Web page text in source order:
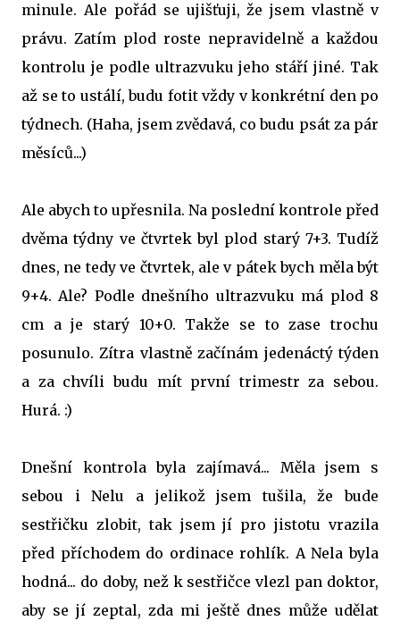
minule. Ale pořád se ujišťuji, že jsem vlastně v
právu. Zatím plod roste nepravidelně a každou
kontrolu je podle ultrazvuku jeho stáří jiné. Tak
až se to ustálí, budu fotit vždy v konkrétní den po
týdnech. (Haha, jsem zvědavá, co budu psát za pár
měsíců...)
Ale abych to upřesnila. Na poslední kontrole před
dvěma týdny ve čtvrtek byl plod starý 7+3. Tudíž
dnes, ne tedy ve čtvrtek, ale v pátek bych měla být
9+4. Ale? Podle dnešního ultrazvuku má plod 8
cm a je starý 10+0. Takže se to zase trochu
posunulo. Zítra vlastně začínám jedenáctý týden
a za chvíli budu mít první trimestr za sebou.
Hurá. :)
Dnešní kontrola byla zajímavá... Měla jsem s
sebou i Nelu a jelikož jsem tušila, že bude
sestřičku zlobit, tak jsem jí pro jistotu vrazila
před příchodem do ordinace rohlík. A Nela byla
hodná... do doby, než k sestřičce vlezl pan doktor,
aby se jí zeptal, zda mi ještě dnes může udělat